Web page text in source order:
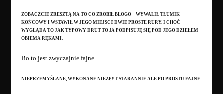
ZOBACZCIE ZRESZTĄ NA TO CO ZROBIŁ BLOGO – WYWALIŁ TŁUMIK
KOŃCOWY I WSTAWIŁ W JEGO MIEJSCE DWIE PROSTE RURY. I CHOĆ
WYGLĄDA TO JAK TYPOWY DRUT TO JA PODPISUJĘ SIĘ POD JEGO DZIEŁEM
OBIEMA RĘKAMI.
Bo to jest zwyczajnie fajne.
NIEPRZEMYŚLANE, WYKONANE NIEZBYT STARANNIE ALE PO PROSTU FAJNE.